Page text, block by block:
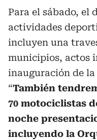
Para el sábado, el
actividades
incluyen una
municipios, actos
inauguración de
“También
70 motociclistas
noche
incluyendo la